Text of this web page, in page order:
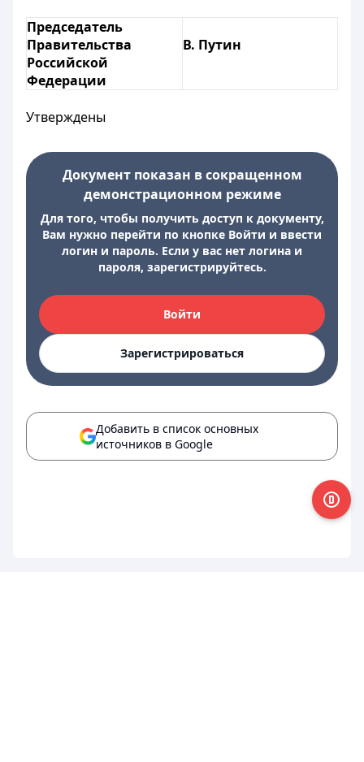
Председатель
Правительства
Российской
Федерации
В. Путин
Утверждены
Документ показан в сокращенном
демонстрационном режиме
Для того, чтобы получить доступ к документу,
Вам нужно перейти по кнопке Войти и ввести
логин и пароль. Если у вас нет логина и
пароля, зарегистрируйтесь.
Войти
Зарегистрироваться
Добавить в список основных
источников в Google